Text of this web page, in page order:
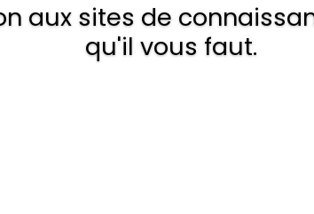
aux sites de
qu'il vous faut.